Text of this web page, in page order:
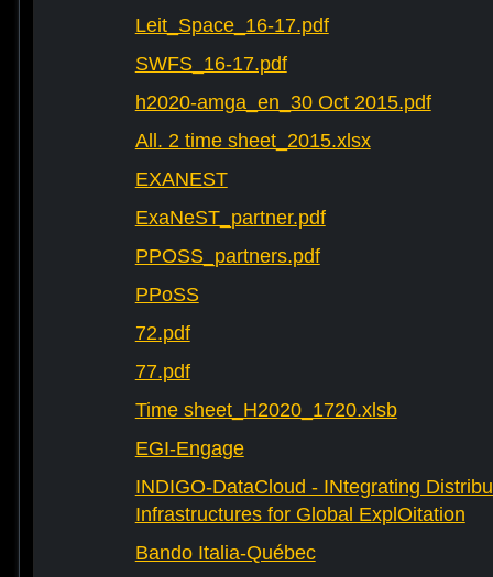
Leit_Space_16-17.pdf
SWFS_16-17.pdf
h2020-amga_en_30 Oct 2015.pdf
All. 2 time sheet_2015.xlsx
EXANEST
ExaNeST_partner.pdf
PPOSS_partners.pdf
PPoSS
72.pdf
77.pdf
Time sheet_H2020_1720.xlsb
EGI-Engage
INDIGO-DataCloud - INtegrating
Infrastructures for Global ExplOitation
Bando Italia-Québec